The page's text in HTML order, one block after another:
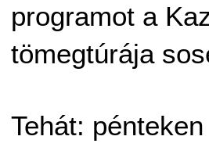
programot a
tömegtúrája
Tehát: